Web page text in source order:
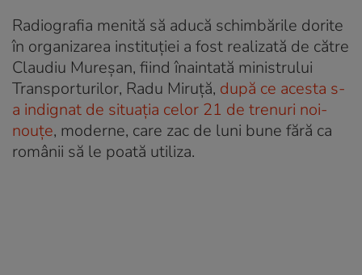
Radiografia menită să aducă schimbările dorite
în organizarea instituției a fost realizată de către
Claudiu Mureșan, fiind înaintată ministrului
Transporturilor, Radu Miruță, după ce acesta s-
a indignat de situația celor 21 de trenuri noi-
nouțe, moderne, care zac de luni bune fără ca
românii să le poată utiliza.